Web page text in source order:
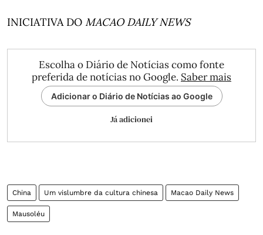
INICIATIVA DO MACAO DAILY NEWS
Escolha o Diário de Notícias como fonte
preferida de notícias no Google. Saber mais
Adicionar o Diário de Notícias ao Google
Já adicionei
China Um vislumbre da cultura chinesa Macao Daily News
Mausoléu